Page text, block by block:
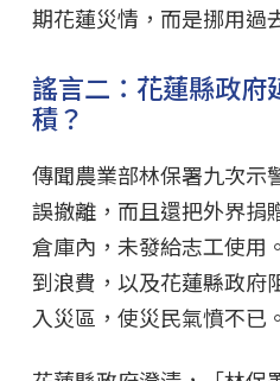
期花蓮災情，而是挪用過
謠言二：花蓮縣政府
積？
傳聞農業部林保署九次示
誤撤離，而且還把外界捐
倉庫內，未發給志工使用
到浪費，以及花蓮縣政府
入災區，使災民氣憤不已。